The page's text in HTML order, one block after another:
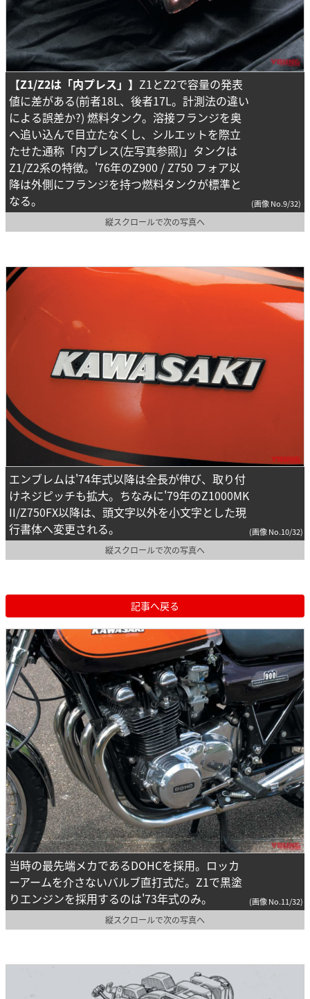
【Z1/Z2は「内プレス」】 Z1とZ2で容量の発表
値に差がある(前者18L、後者17L。計測法の違い
による誤差か?) 燃料タンク。溶接フランジを奥
へ追い込んで目立たなくし、シルエットを際立
たせた通称「内プレス(左写真参照)」タンクは
Z1/Z2系の特徴。'76年のZ900 / Z750 フォア以
降は外側にフランジを持つ燃料タンクが標準と
なる。
(画像 No.9/32)
縦スクロールで次の写真へ
エンブレムは'74年式以降は全長が伸び、取り付
けネジピッチも拡大。ちなみに'79年のZ1000MK
II/Z750FX以降は、頭文字以外を小文字とした現
行書体へ変更される。
(画像 No.10/32)
縦スクロールで次の写真へ
記事へ戻る
当時の最先端メカであるDOHCを採用。ロッカ
ーアームを介さないバルブ直打式だ。Z1で黒塗
りエンジンを採用するのは'73年式のみ。
(画像 No.11/32)
縦スクロールで次の写真へ